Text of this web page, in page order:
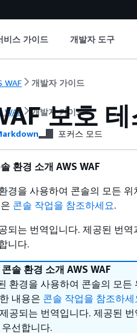
비스 가이드 개발자 도구
WAF 개발자 가이드
WAF 개발자 가이드
보호
포커스 모드
환경 소개 AWS WAF
경을 사용하여 콘솔의 모든
콘솔 작업을 참조하세요.
되는 번역입니다. 제공된 번
니다.
솔 환경 소개 AWS WAF
환경을 사용하여 콘솔의 모든
내용은 콘솔 작업을 참조하세
공되는 번역입니다. 제공된
선합니다.